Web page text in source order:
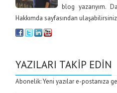
blog yazarıyım.
Hakkımda sayfasından
YAZILARI TAKIP EDIN
Abonelik: Yeni yazılar e-postanıza